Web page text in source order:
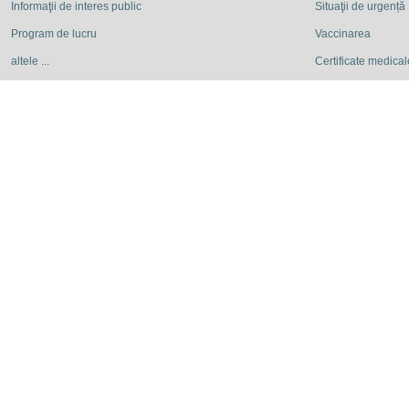
Informaţii de interes public
Program de lucru
altele ...
Situaţii de urgență
Vaccinarea
Certificate